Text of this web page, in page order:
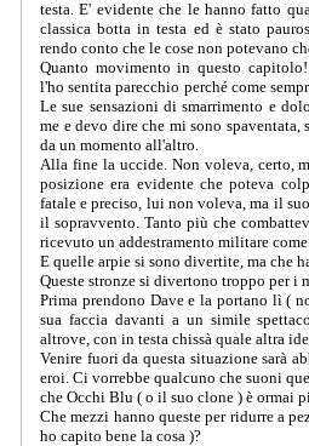
testa. E' evidente che le hanno fatto
classica botta in testa ed è stato
rendo conto che le cose non potevano
Quanto movimento in questo
l'ho sentita parecchio perché come
Le sue sensazioni di smarrimento e
me e devo dire che mi sono spaventata,
da un momento all'altro.
Alla fine la uccide. Non voleva, certo,
posizione era evidente che poteva
fatale e preciso, lui non voleva, ma il
il sopravvento. Tanto più che
ricevuto un addestramento militare come
E quelle arpie si sono divertite, ma che
Queste stronze si divertono troppo per i
Prima prendono Dave e la portano lì (
sua faccia davanti a un simile
altrove, con in testa chissà quale altra
Venire fuori da questa situazione sarà
eroi. Ci vorrebbe qualcuno che suoni
che Occhi Blu ( o il suo clone ) è ormai
Che mezzi hanno queste per ridurre a
ho capito bene la cosa )?